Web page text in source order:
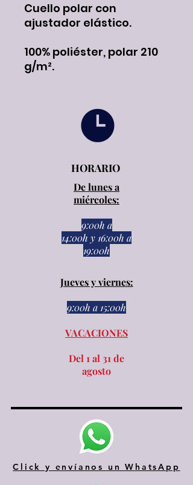
Cuello polar con
ajustador elástico.
100% poliéster, polar 210
g/m².
HORARIO
De lunes a
miércoles:
9:00h a
14:00h y 16:00h a
19:00h
Jueves y viernes:
9:00h a 15:00h​​
VACACIONES
Del 1 al 31 de
agosto
Click y envíanos un WhatsApp